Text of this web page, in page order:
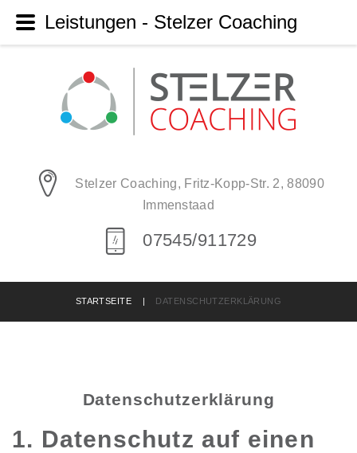
Leistungen - Stelzer Coaching
Stelzer Coaching, Fritz-Kopp-Str. 2, 88090
Immenstaad
07545/911729
STARTSEITE | DATENSCHUTZERKLÄRUNG
Datenschutzerklärung
1. Datenschutz auf einen